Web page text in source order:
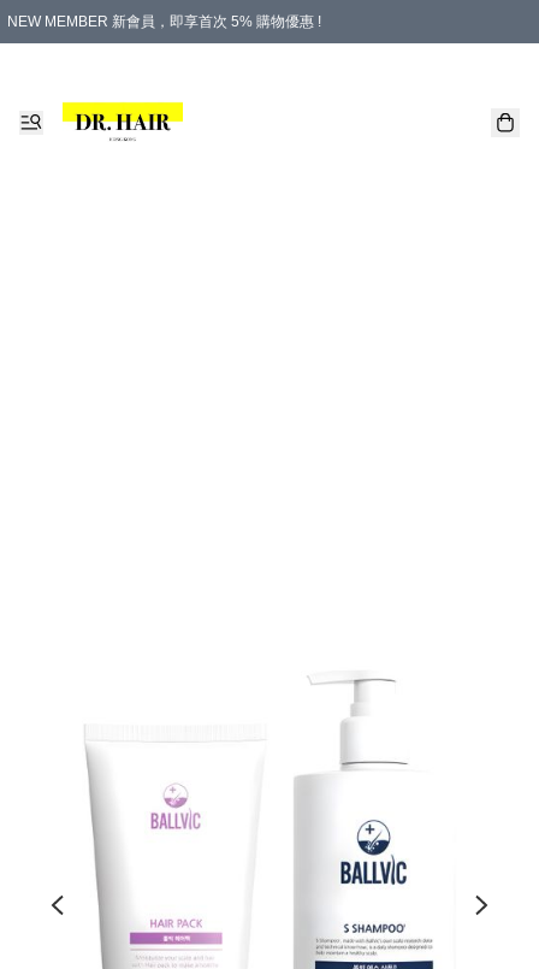
NEW MEMBER 新會員，即享首次 5% 購物優惠 !